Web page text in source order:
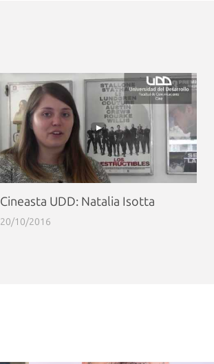
Cineasta UDD: Natalia Isotta
20/10/2016